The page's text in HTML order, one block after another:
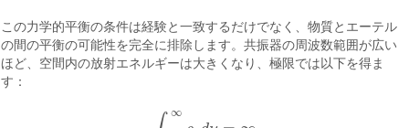
この力学的平衡の条件は経験と一致するだけでなく、物質とエーテル
の間の平衡の可能性を完全に排除します。共振器の周波数範囲が広い
ほど、空間内の放射エネルギーは大きくなり、極限では以下を得ま
す：
∞